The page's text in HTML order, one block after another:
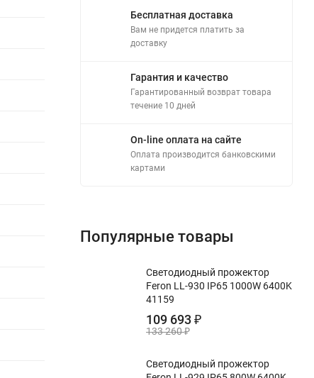
Бесплатная доставка
Вам не придется платить за
доставку
Гарантия и качество
Гарантированный возврат товара
течение 10 дней
On-line оплата на сайте
Оплата производится банковскими
картами
Популярные товары
Светодиодный прожектор
Feron LL-930 IP65 1000W 6400K
41159
109 693₽
133 260₽
Светодиодный прожектор